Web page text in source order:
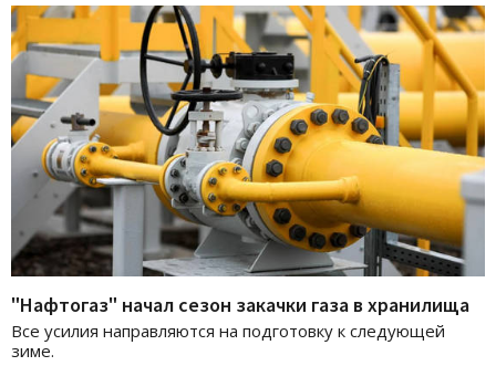
"Нафтогаз" начал сезон закачки газа в хранилища
Все усилия направляются на подготовку к следующей
зиме.